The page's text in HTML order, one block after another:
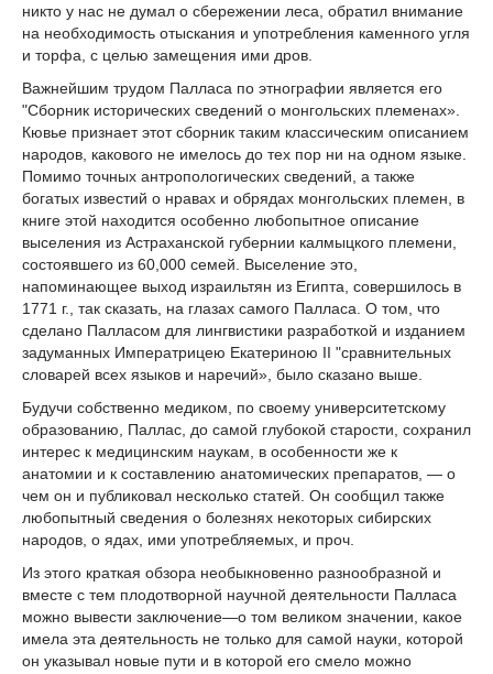
никто у нас не думал о сбережении леса, обратил внимание
на необходимость отыскания и употребления каменного угля
и торфа, с целью замещения ими дров.
Важнейшим трудом Палласа по этнографии является его
"Сборник исторических сведений о монгольских племенах».
Кювье признает этот сборник таким классическим описанием
народов, какового не имелось до тех пор ни на одном языке.
Помимо точных антропологических сведений, а также
богатых известий о нравах и обрядах монгольских племен, в
книге этой находится особенно любопытное описание
выселения из Астраханской губернии калмыцкого племени,
состоявшего из 60,000 семей. Выселение это,
напоминающее выход израильтян из Египта, совершилось в
1771 г., так сказать, на глазах самого Палласа. О том, что
сделано Палласом для лингвистики разработкой и изданием
задуманных Императрицею Екатериною II "сравнительных
словарей всех языков и наречий», было сказано выше.
Будучи собственно медиком, по своему университетскому
образованию, Паллас, до самой глубокой старости, сохранил
интерес к медицинским наукам, в особенности же к
анатомии и к составлению анатомических препаратов, — о
чем он и публиковал несколько статей. Он сообщил также
любопытный сведения о болезнях некоторых сибирских
народов, о ядах, ими употребляемых, и проч.
Из этого краткая обзора необыкновенно разнообразной и
вместе с тем плодотворной научной деятельности Палласа
можно вывести заключение—о том великом значении, какое
имела эта деятельность не только для самой науки, которой
он указывал новые пути и в которой его смело можно